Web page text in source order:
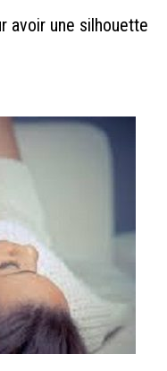
avoir une silhouette